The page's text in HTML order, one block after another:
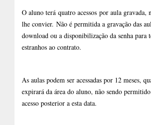
O aluno terá quatro acessos por aula gravada,
lhe convier. Não é permitida a gravação das
download ou a disponibilização da senha para
estranhos ao contrato.
As aulas podem ser acessadas por 12 meses,
expirará da área do aluno, não sendo
acesso posterior a esta data.